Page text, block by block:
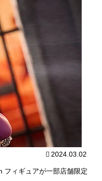
2024.03.02
フィギュアが一部店舗限定